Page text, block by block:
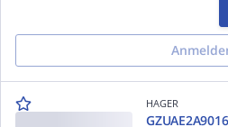
HAGER